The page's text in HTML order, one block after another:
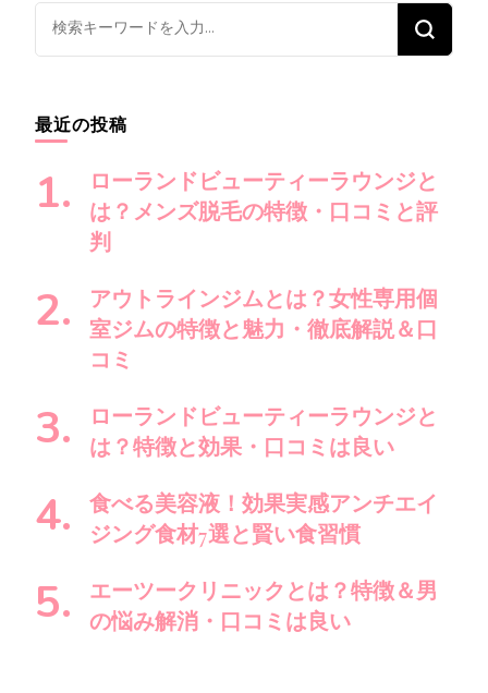
ゲ
ー
ョ
ン
な
に
お
探
し
で
?
最近の投稿
ローランドビューティーラウンジと
は？メンズ脱毛の特徴・口コミと評
判
アウトラインジムとは？女性専用個
室ジムの特徴と魅力・徹底解説＆口
コミ
ローランドビューティーラウンジと
は？特徴と効果・口コミは良い
食べる美容液！効果実感アンチエイ
ジング食材7選と賢い食習慣
エーツークリニックとは？特徴＆男
の悩み解消・口コミは良い